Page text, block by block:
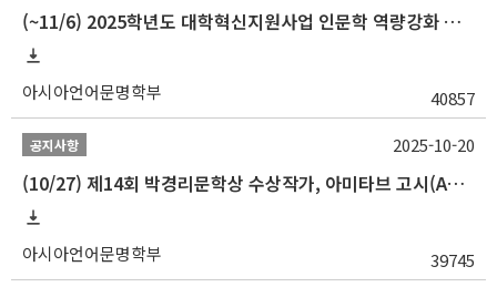
(~11/6) 2025학년도 대학혁신지원사업 인문학 역량강화 동계 인턴십 참가자 선발 안내
아시아언어문명학부 40857
공지사항
(10/27) 제14회 박경리문학상 수상작가, 아미타브 고시(Amitav Ghosh) 강연 안내
아시아언어문명학부 39745
2025-10-20